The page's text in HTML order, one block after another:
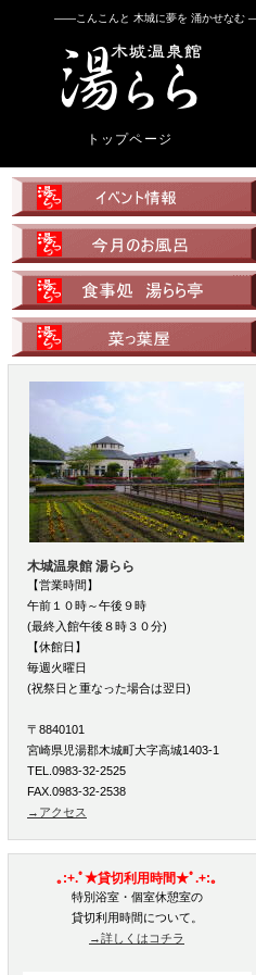
――こんこんと 木城に夢を 涌かせなむ
トップページ
木城温泉館 湯らら
【営業時間】
午前１０時～午後９時
(最終入館午後８時３０分)
【休館日】
毎週火曜日
(祝祭日と重なった場合は翌日)
〒8840101
宮崎県児湯郡木城町大字高城1403-1
TEL.0983-32-2525
FAX.0983-32-2538
→アクセス
｡:+.ﾟ★貸切利用時間★ﾟ.+:｡
特別浴室・個室休憩室の
貸切利用時間について。
→詳しくはコチラ